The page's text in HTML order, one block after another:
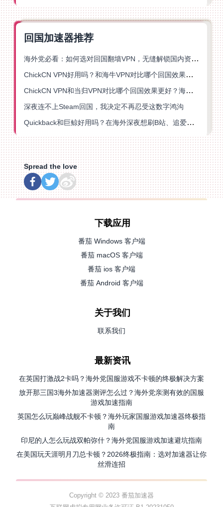
回国加速器推荐
海外党必看：如何选对回国翻墙VPN，无缝解锁国内资源？
ChickCN VPN好用吗？和海牛VPN对比哪个回国效果更好？
ChickCN VPN和当归VPN对比哪个回国效果更好？海外党亲测后选了它
深夜连不上Steam回国，我决定不再忍受这数字鸿沟
Quickback和巨鲸好用吗？在海外深夜想刷B站、追爱奇艺的你，或许正需要这份答案
Spread the love
下载应用
番茄 Windows 客户端
番茄 macOS 客户端
番茄 ios 客户端
番茄 Android 客户端
关于我们
联系我们
最新资讯
在英国打激战2卡吗？海外党国服游戏不卡顿的终极解决方案
放开那三国3海外加速器测评怎么过？海外党亲测有效的国服
游戏加速指南
英国怎么玩巅峰战舰不卡顿？海外玩家国服游戏加速器终极指
南
印尼的人怎么玩战双帕弥什？海外党国服游戏加速避坑指南
在美国玩天涯明月刀总卡顿？2026终极指南：选对加速器让你
丝滑连招
Copyright © 2023 番茄加速器